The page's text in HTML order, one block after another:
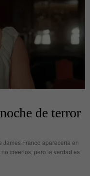
de terror
James Franco aparecería en
creerlos, pero la verdad es